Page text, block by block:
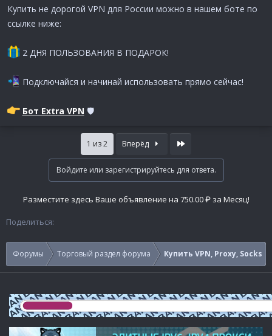
Купить не дорогой VPN для России можно в нашем боте по
ссылке ниже:
2 ДНЯ ПОЛЬЗОВАНИЯ В ПОДАРОК!
Подключайся и начинай использовать прямо сейчас!
Бот Extra VPN 🛡
1 из 2 Вперёд Last
Войдите или зарегистрируйтесь для ответа.
Разместите здесь Ваше объявление на 750.00 ₽ за Месяц!
Поделиться:
Форумы Торговый раздел форума Купить VPN, Proxy, Socks